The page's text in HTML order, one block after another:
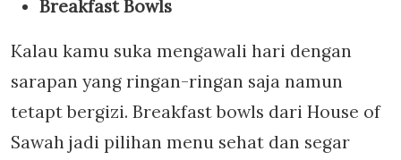
Breakfast Bowls
Kalau kamu suka mengawali hari dengan
sarapan yang ringan-ringan saja namun
tetapt bergizi. Breakfast bowls dari House of
Sawah jadi pilihan menu sehat dan segar